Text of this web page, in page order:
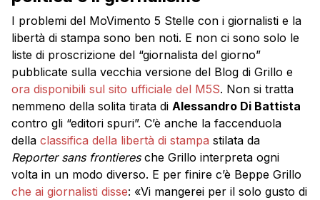
I problemi del MoVimento 5 Stelle con i giornalisti e la
libertà di stampa sono ben noti. E non ci sono solo le
liste di proscrizione del “giornalista del giorno”
pubblicate sulla vecchia versione del Blog di Grillo e
ora disponibili sul sito ufficiale del M5S. Non si tratta
nemmeno della solita tirata di Alessandro Di Battista
contro gli “editori spuri”. C’è anche la faccenduola
della classifica della libertà di stampa stilata da
Reporter sans frontieresche Grillo interpreta ogni
volta in un modo diverso. E per finire c’è Beppe Grillo
che ai giornalisti disse: «Vi mangerei per il solo gusto di